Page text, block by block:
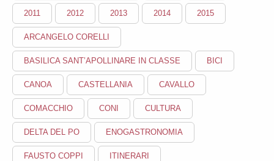
2011 2012 2013 2014 2015
ARCANGELO CORELLI
BASILICA SANT’APOLLINARE IN CLASSE BICI
CANOA CASTELLANIA CAVALLO
COMACCHIO CONI CULTURA
DELTA DEL PO ENOGASTRONOMIA
FAUSTO COPPI ITINERARI